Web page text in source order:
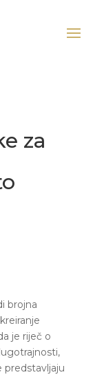
za
brojna
je riječ o
predstavljaju